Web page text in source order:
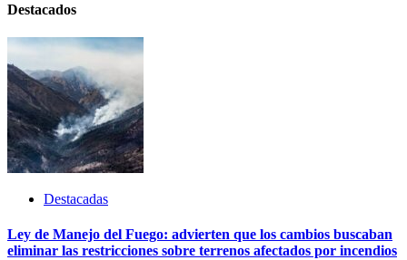
Destacados
Destacadas
Ley de Manejo del Fuego: advierten que los cambios buscaban
eliminar las restricciones sobre terrenos afectados por incendios